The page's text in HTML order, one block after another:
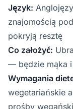
Język:
znajomością
pokryją resztę
Co założyć:
— będzie mąka
Wymagania
wegetariańskie
prośby